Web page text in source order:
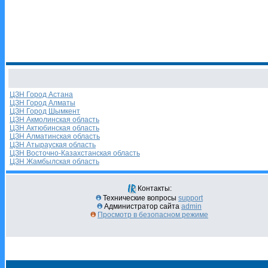
ЦЗН Город Астана
ЦЗН Город Алматы
ЦЗН Город Шымкент
ЦЗН Акмолинская область
ЦЗН Актюбинская область
ЦЗН Алматинская область
ЦЗН Атырауская область
ЦЗН Восточно-Казахстанская область
ЦЗН Жамбылская область
Контакты:
Технические вопросы support
Администратор сайта admin
Просмотр в безопасном режиме